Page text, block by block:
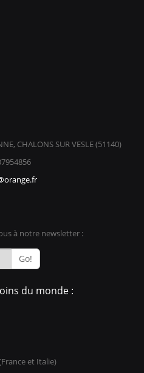
CHALONS SUR VESLE (51140)
à notre newsletter :
Go!
du monde :
et Italie)